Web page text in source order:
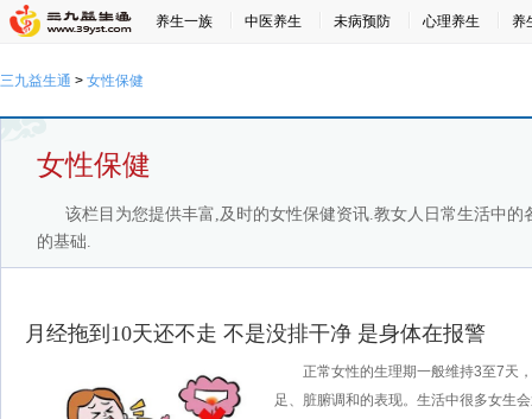
养生一族 中医养生 未病预防 心理养生 养
三九益生通 > 女性保健
女性保健
该栏目为您提供丰富,及时的女性保健资讯.教女人日常生活中
的基础.
月经拖到10天还不走 不是没排干净 是身体在报警
正常女性的生理期一般维持3至7天，
足、脏腑调和的表现。生活中很多女生